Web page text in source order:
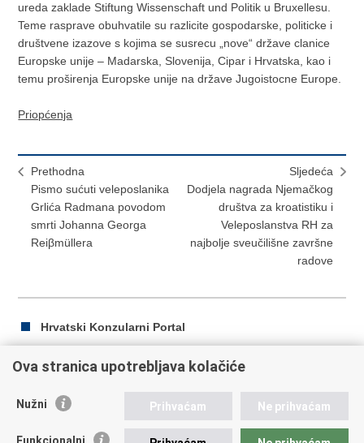
ureda zaklade Stiftung Wissenschaft und Politik u Bruxellesu.
Teme rasprave obuhvatile su razlicite gospodarske, politicke i
društvene izazove s kojima se susrecu „nove“ države clanice
Europske unije – Madarska, Slovenija, Cipar i Hrvatska, kao i
temu proširenja Europske unije na države Jugoistocne Europe.
Priopćenja
Prethodna
Pismo sućuti veleposlanika
Grlića Radmana povodom
smrti Johanna Georga
Reiβmüllera
Sljedeća
Dodjela nagrada Njemačkog
društva za kroatistiku i
Veleposlanstva RH za
najbolje sveučilišne završne
radove
Hrvatski Konzularni Portal
Ispiši
Podijeli
Facebooku
Twitteru
Ova stranica upotrebljava kolačiće
Nužni Prihvaćam Ne prihvaćam